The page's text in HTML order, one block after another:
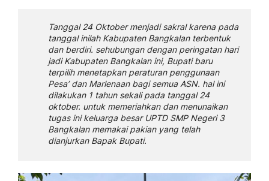
Tanggal 24 Oktober menjadi sakral karena pada
tanggal inilah Kabupaten Bangkalan terbentuk
dan berdiri. sehubungan dengan peringatan hari
jadi Kabupaten Bangkalan ini, Bupati baru
terpilih menetapkan peraturan penggunaan
Pesa’ dan Marlenaan bagi semua ASN. hal ini
dilakukan 1 tahun sekali pada tanggal 24
oktober. untuk memeriahkan dan menunaikan
tugas ini keluarga besar UPTD SMP Negeri 3
Bangkalan memakai pakian yang telah
dianjurkan Bapak Bupati.